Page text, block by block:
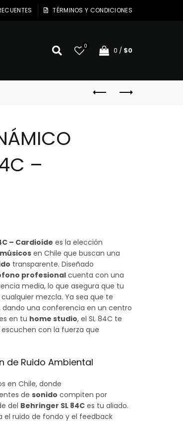
TÉRMINOS Y CONDICIONES
0 0 / $0
–
– Cardioide es la elección
músicos en Chile que buscan una
transparente. Diseñado
profesional cuenta con una
media, lo que asegura que tu
mezcla. Ya sea que te
una conferencia en un centro
en tu home studio, el SL 84C te
con la fuerza que
de Ruido Ambiental
en Chile, donde
de sonido compiten por
del Behringer SL 84C es tu aliado.
ruido de fondo y el feedback